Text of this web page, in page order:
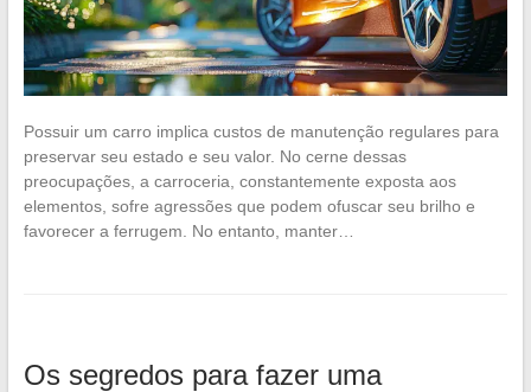
Possuir um carro implica custos de manutenção regulares para
preservar seu estado e seu valor. No cerne dessas
preocupações, a carroceria, constantemente exposta aos
elementos, sofre agressões que podem ofuscar seu brilho e
favorecer a ferrugem. No entanto, manter…
Os segredos para fazer uma